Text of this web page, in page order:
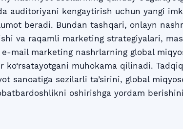
auditoriyani kengaytirish uchun yangi
beradi. Bundan tashqari, onlayn nashr
va raqamli marketing strategiyalari,
mail marketing nashrlarning global
ko‘rsatayotgani muhokama qilinadi.
sanoatiga sezilarli ta’sirini, global
oshirishga yordam berishini